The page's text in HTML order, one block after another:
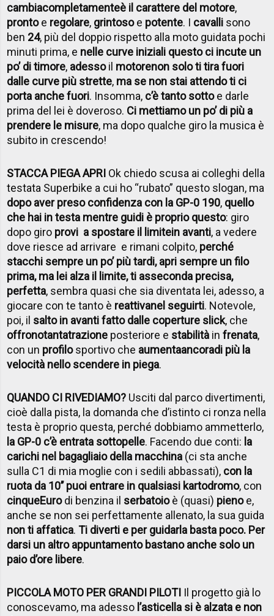
cambiacompletamenteè il carattere del motore,
prontoe regolare, grintosoe potente. I cavalli sono
ben 24, più del doppio rispetto alla moto guidata pochi
minuti prima, e nelle curve iniziali questo ci incute un
po’ di timore, adessoil motorenon solo ti tira fuori
dalle curve più strette, ma se non stai attendo ti ci
porta anche fuori. Insomma, c’è tanto sottoe darle
prima del lei è doveroso. Ci mettiamo un po’ di più a
prendere le misure, ma dopo qualche giro la musica è
subito in crescendo!
STACCA PIEGA APRI Ok chiedo scusa ai colleghi della
testata Superbike a cui ho “rubato” questo slogan, ma
dopo aver preso confidenza con la GP-0 190, quello
che hai in testa mentre guidi è proprio questo: giro
dopo giro provi a spostare il limitein avanti, a vedere
dove riesce ad arrivare e rimani colpito, perché
stacchi sempre un po’ più tardi, apri sempre un filo
prima, ma lei alza il limite, ti asseconda precisa,
perfetta, sembra quasi che sia diventata lei, adesso, a
giocare con te tanto è reattivanel seguirti. Notevole,
poi, il salto in avanti fatto dalle coperture slick, che
offronotantatrazione posteriore e stabilità infrenata,
con un profilosportivo che aumentaancoradi più la
velocità nello scendere in piega.
QUANDO CI RIVEDIAMO? Usciti dal parco divertimenti,
cioè dalla pista, la domanda che d’istinto ci ronza nella
testa è proprio questa, perché dobbiamo ammetterlo,
la GP-0 c’è entrata sottopelle. Facendo due conti: la
carichi nel bagagliaio della macchina (ci sta anche
sulla C1 di mia moglie con i sedili abbassati), con la
ruota da 10’’ puoi entrare in qualsiasi kartodromo, con
cinqueEurodi benzina il serbatoioè (quasi) pienoe,
anche se non sei perfettamente allenato, la sua guida
non ti affatica.Ti diverti e per guidarla basta poco. Per
darsi un altro appuntamento bastano anche solo un
paio d’ore libere.
PICCOLA MOTO PER GRANDI PILOTI Il progetto già lo
conoscevamo, ma adesso l’asticella si è alzata e non